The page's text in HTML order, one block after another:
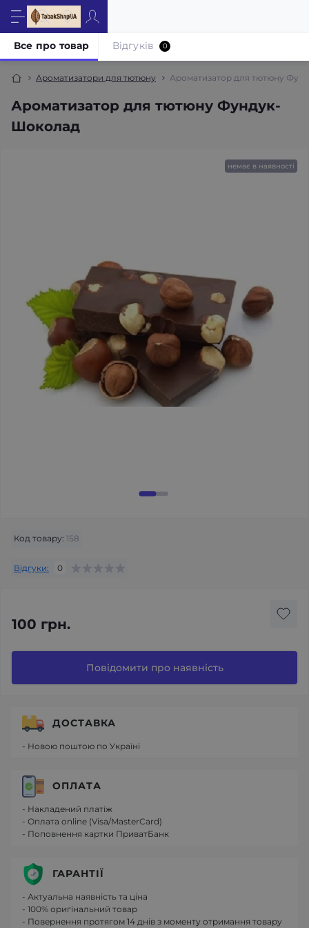
Ароматизатори для тютюну Ароматизатор для тютюну
Ароматизатор для тютюну Фундук-
Шоколад
Все про товар Відгуків 0
немає в наявності
Код товару: 158
Відгуки: 0
100 грн.
Повідомити про наявність
ДОСТАВКА
- Новою поштою по Україні
ОПЛАТА
- Накладений платіж
- Оплата online (Visa/MasterCard)
- Поповнення картки ПриватБанк
ГАРАНТІЇ
- Актуальна наявність та ціна
- 100% оригінальний товар
- Повернення протягом 14 днів з моменту отримання товару